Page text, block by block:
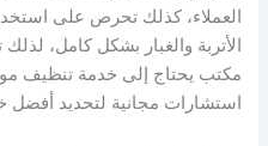
العملاء، كذلك تحرص على
الأتربة والغبار بشكل كامل،
مكتب يحتاج إلى خدمة تنظيف
استشارات مجانية لتحديد أفضل